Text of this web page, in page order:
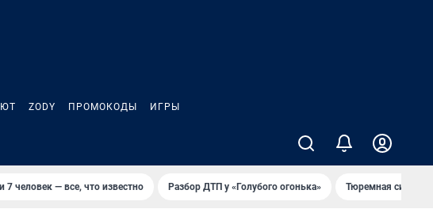
ZODY ПРОМОКОДЫ ИГРЫ
7 человек — все, что известно Разбор ДТП у «Голубого огонька» Тюремная